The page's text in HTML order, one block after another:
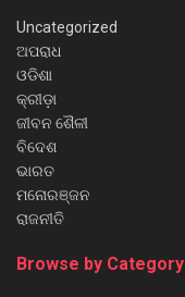
Uncategorized
ଅପରାଧ
ଓଡିଶା
କ୍ରୀଡ଼ା
ଜୀବନ ଶୈଳୀ
ବିଦେଶ
ଭାରତ
ମନୋରଞ୍ଜନ
ରାଜନୀତି
Browse by Category